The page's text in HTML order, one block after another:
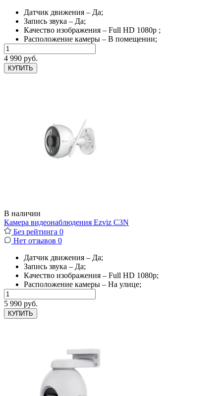
Датчик движения – Да;
Запись звука – Да;
Качество изображения – Full HD 1080p ;
Расположение камеры – В помещении;
4 990 руб.
КУПИТЬ
В наличии
Камера видеонаблюдения Ezviz C3N
Без рейтинга 0
Нет отзывов 0
Датчик движения – Да;
Запись звука – Да;
Качество изображения – Full HD 1080p;
Расположение камеры – На улице;
5 990 руб.
КУПИТЬ